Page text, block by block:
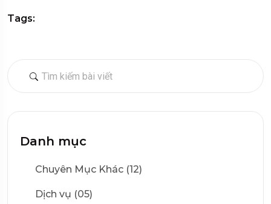
Danh mục
Chuyên Mục Khác (12)
Dịch vụ (05)
Tags: